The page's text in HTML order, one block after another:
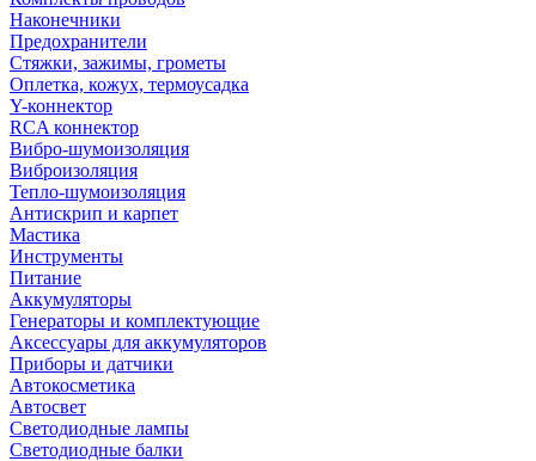
Наконечники
Предохранители
Стяжки, зажимы, грометы
Оплетка, кожух, термоусадка
Y-коннектор
RCA коннектор
Вибро-шумоизоляция
Виброизоляция
Тепло-шумоизоляция
Антискрип и карпет
Мастика
Инструменты
Питание
Аккумуляторы
Генераторы и комплектующие
Аксессуары для аккумуляторов
Приборы и датчики
Автокосметика
Автосвет
Светодиодные лампы
Светодиодные балки